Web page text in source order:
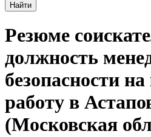
Найти
Резюме
должность
безопасности
работу в
(Московская